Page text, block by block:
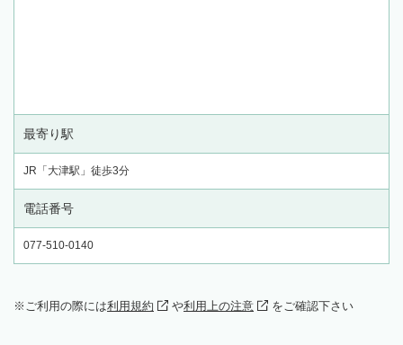
最寄り駅
JR「大津駅」徒歩3分
電話番号
077-510-0140
ご利用の際には利用規約 や利用上の注意 をご確認下さい